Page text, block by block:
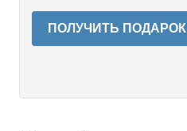
ПОЛУЧИТЬ ПОДАРОК